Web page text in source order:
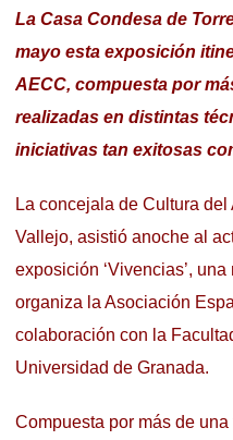
La Casa Condesa de
mayo esta exposición
AECC, compuesta por
realizadas en distintas
iniciativas tan exitosas
La concejala de Cultura
Vallejo, asistió anoche al
exposición ‘Vivencias’,
organiza la Asociación
colaboración con la
Universidad de Granada.
Compuesta por más de